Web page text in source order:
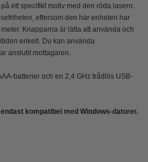
ett specifikt motiv med den röda lasern.
eftersom den här enheten har
Knapparna är lätta att använda och
enkelt. Du kan använda
anslutit mottagaren.
batterier och en 2,4 GHz trådlös USB-
kompatibel med Windows-datorer.